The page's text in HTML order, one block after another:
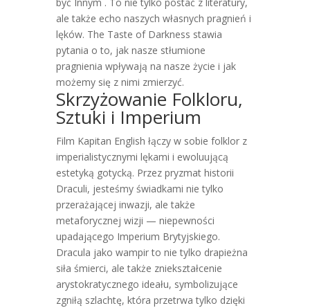
ale także echo naszych własnych pragnień i
lęków. The Taste of Darkness stawia
pytania o to, jak nasze stłumione
pragnienia wpływają na nasze życie i jak
możemy się z nimi zmierzyć.
Skrzyżowanie Folkloru,
Sztuki i Imperium
Film Kapitan English łączy w sobie folklor z
imperialistycznymi lękami i ewoluującą
estetyką gotycką. Przez pryzmat historii
Draculi, jesteśmy świadkami nie tylko
przerażającej inwazji, ale także
metaforycznej wizji — niepewności
upadającego Imperium Brytyjskiego.
Dracula jako wampir to nie tylko drapieżna
siła śmierci, ale także zniekształcenie
arystokratycznego ideału, symbolizujące
zgniłą szlachtę, która przetrwa tylko dzięki